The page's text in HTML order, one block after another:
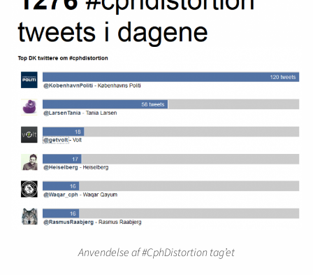
Anvendelse af #CphDistortion tag’et